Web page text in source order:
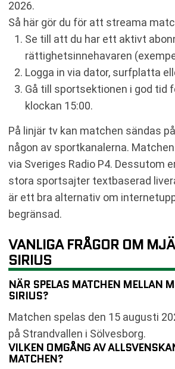
2026.
Så här gör du för att streama
Se till att du har ett aktivt
rättighetsinnehavaren
Logga in via dator, surfplatta
Gå till sportsektionen i god tid
klockan 15:00.
På linjär tv kan matchen sändas
någon av sportkanalerna.
via Sveriges Radio P4. Dessutom
stora sportsajter textbaserad
är ett bra alternativ om
begränsad.
VANLIGA FRÅGOR OM
SIRIUS
NÄR SPELAS MATCHEN MELLAN
SIRIUS?
Matchen spelas den 15 augusti
på Strandvallen i Sölvesborg.
VILKEN OMGÅNG AV
MATCHEN?